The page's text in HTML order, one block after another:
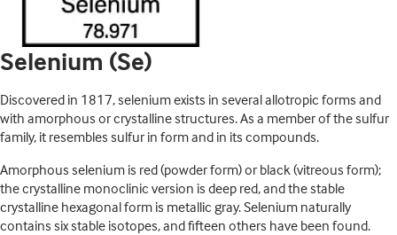
Selenium (Se)
Discovered in 1817, selenium exists in several allotropic forms and
with amorphous or crystalline structures. As a member of the sulfur
family, it resembles sulfur in form and in its compounds.
Amorphous selenium is red (powder form) or black (vitreous form);
the crystalline monoclinic version is deep red, and the stable
crystalline hexagonal form is metallic gray. Selenium naturally
contains six stable isotopes, and fifteen others have been found.